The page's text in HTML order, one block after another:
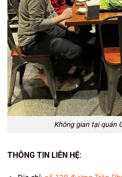
Không gian tại quán
THÔNG TIN LIÊN HỆ: